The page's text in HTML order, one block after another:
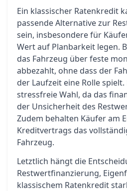
Ein klassischer Ratenkredit
passende Alternative zur
sein, insbesondere für
Wert auf Planbarkeit legen.
das Fahrzeug über feste
abbezahlt, ohne dass der
der Laufzeit eine Rolle
stressfreie Wahl, da das
der Unsicherheit des
Zudem behalten Käufer am
Kreditvertrags das
Fahrzeug.
Letztlich hängt die
Restwertfinanzierung,
klassischem Ratenkredit